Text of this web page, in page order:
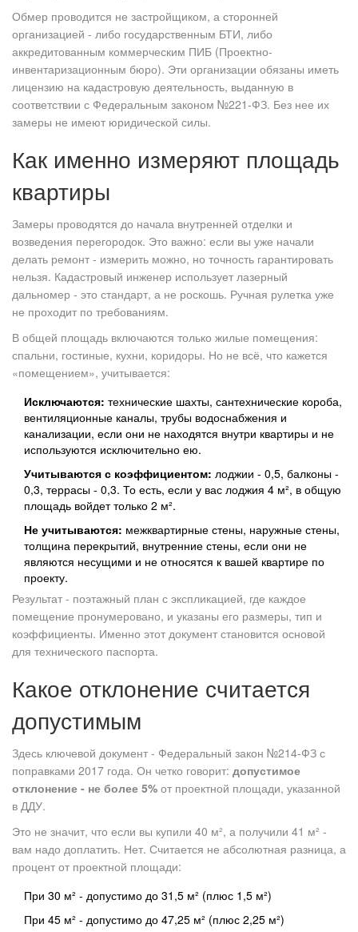
Обмер проводится не застройщиком, а сторонней
организацией - либо государственным БТИ, либо
аккредитованным коммерческим ПИБ (Проектно-
инвентаризационным бюро). Эти организации обязаны иметь
лицензию на кадастровую деятельность, выданную в
соответствии с Федеральным законом №221-ФЗ. Без нее их
замеры не имеют юридической силы.
Как именно измеряют площадь
квартиры
Замеры проводятся до начала внутренней отделки и
возведения перегородок. Это важно: если вы уже начали
делать ремонт - измерить можно, но точность гарантировать
нельзя. Кадастровый инженер использует лазерный
дальномер - это стандарт, а не роскошь. Ручная рулетка уже
не проходит по требованиям.
В общей площадь включаются только жилые помещения:
спальни, гостиные, кухни, коридоры. Но не всё, что кажется
«помещением», учитывается:
Исключаются: технические шахты, сантехнические короба,
вентиляционные каналы, трубы водоснабжения и
канализации, если они не находятся внутри квартиры и не
используются исключительно ею.
Учитываются с коэффициентом: лоджии - 0,5, балконы -
0,3, террасы - 0,3. То есть, если у вас лоджия 4 м², в общую
площадь войдет только 2 м².
Не учитываются: межквартирные стены, наружные стены,
толщина перекрытий, внутренние стены, если они не
являются несущими и не относятся к вашей квартире по
проекту.
Результат - поэтажный план с экспликацией, где каждое
помещение пронумеровано, и указаны его размеры, тип и
коэффициенты. Именно этот документ становится основой
для технического паспорта.
Какое отклонение считается
допустимым
Здесь ключевой документ - Федеральный закон №214-ФЗ с
поправками 2017 года. Он четко говорит: допустимое
отклонение - не более 5% от проектной площади, указанной
в ДДУ.
Это не значит, что если вы купили 40 м², а получили 41 м² -
вам надо доплатить. Нет. Считается не абсолютная разница, а
процент от проектной площади:
При 30 м² - допустимо до 31,5 м² (плюс 1,5 м²)
При 45 м² - допустимо до 47,25 м² (плюс 2,25 м²)